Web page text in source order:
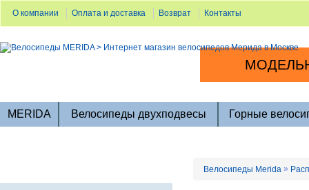
О компании Оплата и доставка Возврат Контакты
MERIDA Велосипеды двухподвесы Горные
Велосипеды Merida »